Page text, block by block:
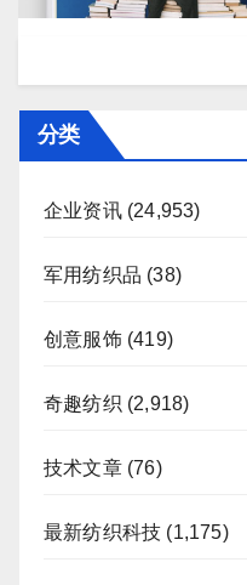
分类
企业资讯(24,953)
军用纺织品 (38)
创意服饰(419)
奇趣纺织 (2,918)
技术文章(76)
最新纺织科技 (1,175)